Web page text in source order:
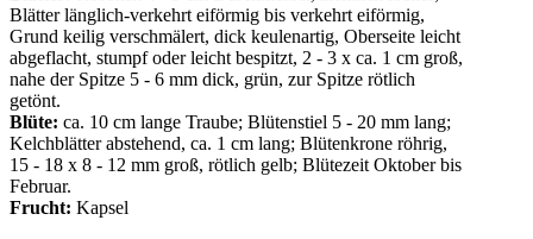
Blätter länglich-verkehrt eiförmig bis verkehrt eiförmig,
Grund keilig verschmälert, dick keulenartig, Oberseite leicht
abgeflacht, stumpf oder leicht bespitzt, 2 - 3 x ca. 1 cm groß,
nahe der Spitze 5 - 6 mm dick, grün, zur Spitze rötlich
getönt.
Blüte: ca. 10 cm lange Traube; Blütenstiel 5 - 20 mm lang;
Kelchblätter abstehend, ca. 1 cm lang; Blütenkrone röhrig,
15 - 18 x 8 - 12 mm groß, rötlich gelb; Blütezeit Oktober bis
Februar.
Frucht: Kapsel